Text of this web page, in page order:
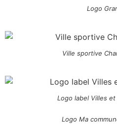
Logo
Ville sportive
Logo label Villes
Logo Ma